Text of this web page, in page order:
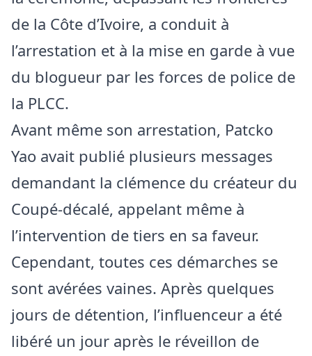
de la Côte d’Ivoire, a conduit à
l’arrestation et à la mise en garde à vue
du blogueur par les forces de police de
la PLCC.
Avant même son arrestation, Patcko
Yao avait publié plusieurs messages
demandant la clémence du créateur du
Coupé-décalé, appelant même à
l’intervention de tiers en sa faveur.
Cependant, toutes ces démarches se
sont avérées vaines. Après quelques
jours de détention, l’influenceur a été
libéré un jour après le réveillon de